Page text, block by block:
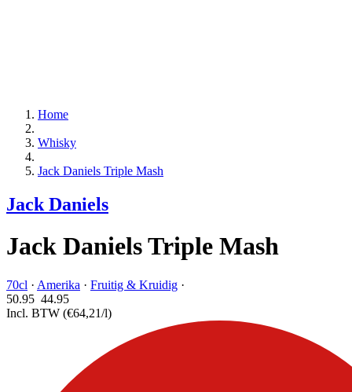
Home
Whisky
Jack Daniels Triple Mash
Jack Daniels
Jack Daniels Triple Mash
70cl · Amerika · Fruitig & Kruidig ·
50.95 44.95
Incl. BTW (€64,21/l)